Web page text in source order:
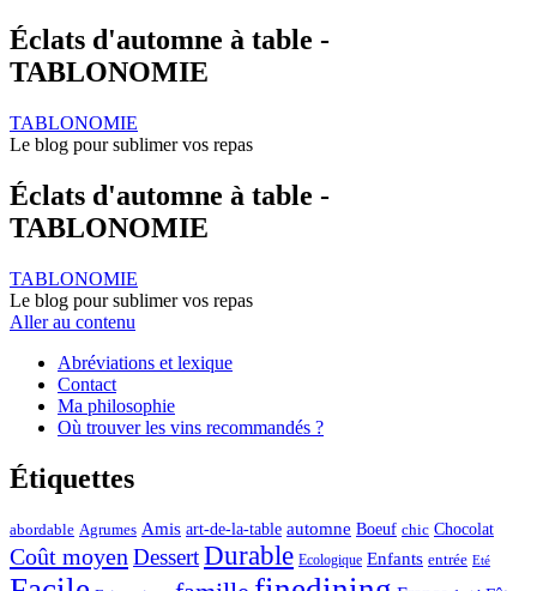
Éclats d'automne à table -
TABLONOMIE
TABLONOMIE
Le blog pour sublimer vos repas
Éclats d'automne à table -
TABLONOMIE
TABLONOMIE
Le blog pour sublimer vos repas
Aller au contenu
Abréviations et lexique
Contact
Ma philosophie
Où trouver les vins recommandés ?
Étiquettes
abordable Agrumes Amis art-de-la-table automne Boeuf chic Chocolat
Coût moyenDessertDurable Ecologique Enfants entrée Eté